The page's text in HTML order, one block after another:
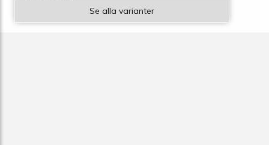
Se alla varianter